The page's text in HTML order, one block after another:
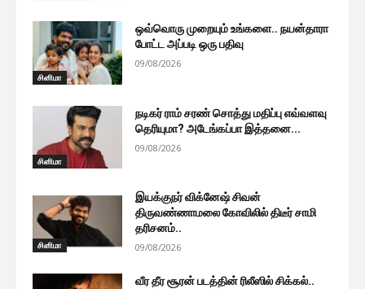
சினிமா
ஒவ்வொரு முறையும் உங்களை.. நயன்தாரா
போட்ட அப்படி ஒரு பதிவு
09/08/2026
சினிமா
நடிகர் ராம் சரண் சொத்து மதிப்பு எவ்வளவு
தெரியுமா? அடேங்கப்பா இத்தனை...
09/08/2026
சினிமா
இயக்குநர் விக்னேஷ் சிவன்
திருவண்ணாமலை கோவிலில் திடீர் சாமி
தரிசனம்..
09/08/2026
வீர தீர சூரன் படத்தின் ரிலீஸில் சிக்கல்..